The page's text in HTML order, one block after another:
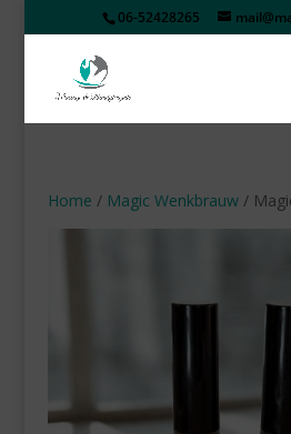
06-52428265
Home / Magic Wenkbrauw/